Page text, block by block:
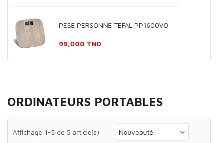
PESE PERSONNE TEFAL PP1600VO
Prix
99,000 TND
ORDINATEURS PORTABLES
Affichage 1-5 de 5 article(s) Nouveauté